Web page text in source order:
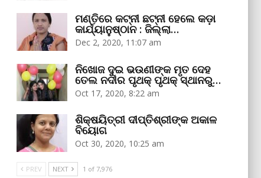
ମଣ୍ତିରେ କଟ୍‌ନୀ ଛଟ୍‌ନୀ ହେଲେ କଡ଼ା
କାର୍ଯ୍ୟାନୁଷ୍ଠାନ : ଜିଲ୍ଲା…
Dec 2, 2020, 11:07 am
ନିଖୋଜ ଦୁଇ ଭଉଣୀଙ୍କ ମୃତ ଦେହ
ତେଲ ନଦୀର ପୃଥକ୍‌ ପୃଥକ୍‌ ସ୍ଥାନରୁ…
Oct 17, 2020, 8:22 am
ଶିକ୍ଷୟିତ୍ରୀ ଦୀପ୍ତିଶ୍ରୀଙ୍କ ଅକାଳ
ବିୟୋଗ
Oct 30, 2020, 10:25 am
PREV NEXT 1 of 7,976